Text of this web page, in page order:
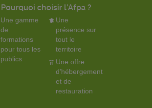
Pourquoi choisir l'Afpa ?
Une gamme
de
formations
pour tous les
publics
Une
présence sur
tout le
territoire
Une offre
d'hébergement
et de
restauration